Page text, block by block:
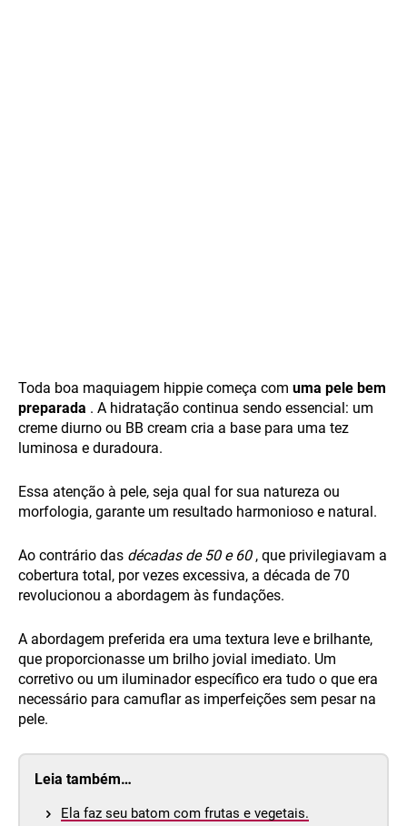
Toda boa maquiagem hippie começa com uma pele bem
preparada . A hidratação continua sendo essencial: um
creme diurno ou BB cream cria a base para uma tez
luminosa e duradoura.
Essa atenção à pele, seja qual for sua natureza ou
morfologia, garante um resultado harmonioso e natural.
Ao contrário das décadas de 50 e 60, que privilegiavam a
cobertura total, por vezes excessiva, a década de 70
revolucionou a abordagem às fundações.
A abordagem preferida era uma textura leve e brilhante,
que proporcionasse um brilho jovial imediato. Um
corretivo ou um iluminador específico era tudo o que era
necessário para camuflar as imperfeições sem pesar na
pele.
Leia também…
Ela faz seu batom com frutas e vegetais.